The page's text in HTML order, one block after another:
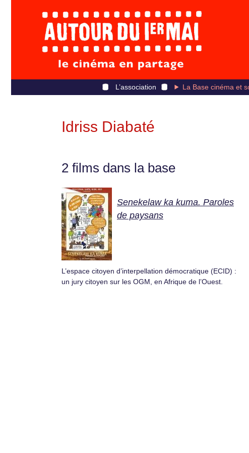
L’association La Base cinéma et
Idriss Diabaté
2 films dans la base
Senekelaw ka kuma. Paroles
de paysans
L’espace citoyen d’interpellation démocratique (ECID) :
un jury citoyen sur les OGM, en Afrique de l’Ouest.